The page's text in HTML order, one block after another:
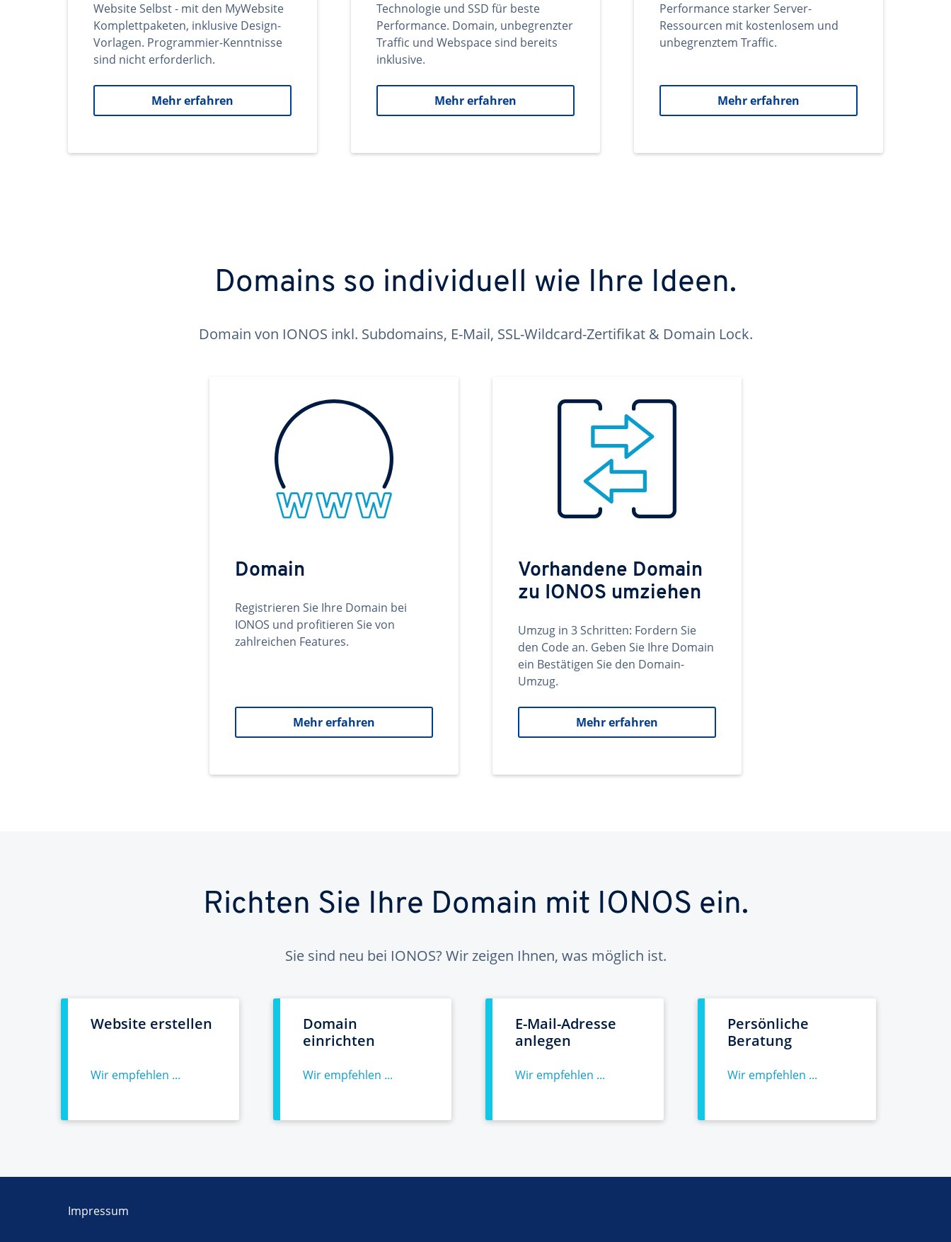
Website Selbst - mit den MyWebsite
Komplettpaketen, inklusive Design-
Vorlagen. Programmier-Kenntnisse
sind nicht erforderlich.
Mehr erfahren
Technologie und SSD für beste
Performance. Domain, unbegrenzter
Traffic und Webspace sind bereits
inklusive.
Mehr erfahren
Performance starker Server-
Ressourcen mit kostenlosem und
unbegrenztem Traffic.
Mehr erfahren
Domains so individuell wie Ihre Ideen.
Domain von IONOS inkl. Subdomains, E-Mail, SSL-Wildcard-Zertifikat & Domain Lock.
Domain
Registrieren Sie Ihre Domain bei
IONOS und profitieren Sie von
zahlreichen Features.
Mehr erfahren
Vorhandene Domain
zu IONOS umziehen
Umzug in 3 Schritten: Fordern Sie
den Code an. Geben Sie Ihre Domain
ein Bestätigen Sie den Domain-
Umzug.
Mehr erfahren
Richten Sie Ihre Domain mit IONOS ein.
Sie sind neu bei IONOS? Wir zeigen Ihnen, was möglich ist.
Website erstellen
Wir empfehlen ...
Domain
einrichten
Wir empfehlen ...
E-Mail-Adresse
anlegen
Wir empfehlen ...
Persönliche
Beratung
Wir empfehlen ...
Impressum